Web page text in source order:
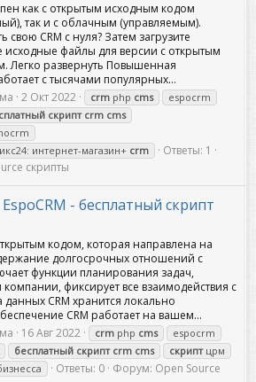
как с открытым исходным кодом
так и с облачным (управляемым).
свою CRM с нуля? Затем загрузите
исходные файлы для версии с открытым
Легко развернуть Повышенная
с тысячами популярных...
2 Окт 2022 crm php cms
espocrm
скрипт crm cms
интернет-магазин+ crm
Ответы: 1
скрипты
EspoCRM - бесплатный скрипт
кодом, которая направлена на
долгосрочных отношений с
функции планирования задач,
фиксирует все взаимодействия с
данных CRM хранится локально
CRM работает на вашем...
16 Авг 2022 crm php cms
espocrm
бесплатный скрипт crm cms скриптцрм
Ответы: 0 Форум: Open Source